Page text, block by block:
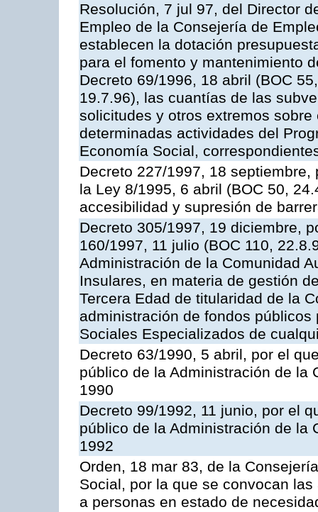
Resolución, 7 jul 97, del Director
Empleo de la Consejería de
establecen la dotación
para el fomento y mantenimiento
Decreto 69/1996, 18 abril (BOC
19.7.96), las cuantías de las
solicitudes y otros extremos
determinadas actividades del
Economía Social,
Decreto 227/1997, 18
la Ley 8/1995, 6 abril (BOC 50,
accesibilidad y supresión de
Decreto 305/1997, 19 diciembre,
160/1997, 11 julio (BOC 110,
Administración de la Comunidad
Insulares, en materia de gestión
Tercera Edad de titularidad de la
administración de fondos
Sociales Especializados de
Decreto 63/1990, 5 abril, por el
público de la Administración de la
1990
Decreto 99/1992, 11 junio, por el
público de la Administración de la
1992
Orden, 18 mar 83, de la
Social, por la que se convocan
a personas en estado de